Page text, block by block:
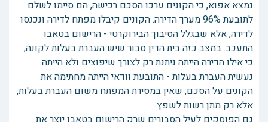
נמצא אפוא, כי הקונים ערכו הסכם רכישה, הם סיימו לשלם
לתובעת 96% מערך הדירה. הקונים קיבלו מפתח לדירה ונכנסו
לדירה, אלא שבגלל הסיבוך הבירוקרטי - הרישום בטאבו
התעכב. במצב כזה בית הדין סבור שיש העברת בעלות לקונה,
כי אילו הדירה הייתה ניתנת רק לצורך שיפוצים ולא הייתה
נעשית העברת בעלות - התובעת וודאי הייתה מחתימה את
הקונים על הסכם, שאין במסירת המפתח משום העברת בעלות,
אלא רק מתן רשות לשפץ.